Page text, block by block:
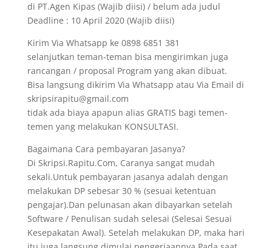
di PT.Agen Kipas (Wajib diisi) / belum ada judul
Deadline : 10 April 2020 (Wajib diisi)
Kirim Via Whatsapp ke 0898 6851 381
selanjutkan teman-teman bisa mengirimkan juga
rancangan / proposal Program yang akan dibuat.
Bisa langsung dikirim Via Whatsapp atau Via Email di
skripsirapitu@gmail.com
tidak ada biaya apapun alias GRATIS bagi temen-
temen yang melakukan KONSULTASI.
Bagaimana Cara pembayaran Jasanya?
Di Skripsi.Rapitu.Com, Caranya sangat mudah
sekali.Untuk pembayaran jasanya adalah dengan
melakukan DP sebesar 30 % (sesuai ketentuan
pengajar).Dan pelunasan akan dibayarkan setelah
Software / Penulisan sudah selesai (Selesai Sesuai
Kesepakatan Awal). Setelah melakukan DP, maka hari